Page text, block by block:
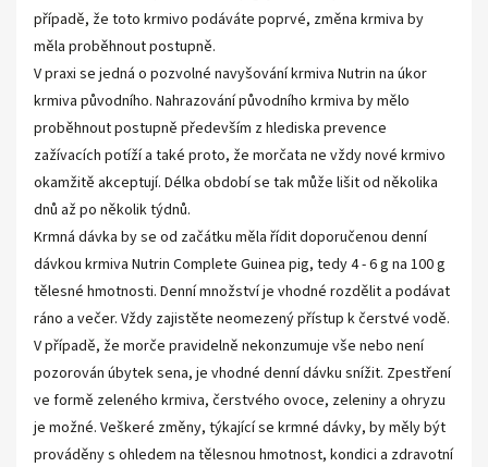
případě, že toto krmivo podáváte poprvé, změna krmiva by
měla proběhnout postupně.
V praxi se jedná o pozvolné navyšování krmiva Nutrin na úkor
krmiva původního. Nahrazování původního krmiva by mělo
proběhnout postupně především z hlediska prevence
zažívacích potíží a také proto, že morčata ne vždy nové krmivo
okamžitě akceptují. Délka období se tak může lišit od několika
dnů až po několik týdnů.
Krmná dávka by se od začátku měla řídit doporučenou denní
dávkou krmiva Nutrin Complete Guinea pig, tedy 4 - 6 g na 100 g
tělesné hmotnosti. Denní množství je vhodné rozdělit a podávat
ráno a večer. Vždy zajistěte neomezený přístup k čerstvé vodě.
V případě, že morče pravidelně nekonzumuje vše nebo není
pozorován úbytek sena, je vhodné denní dávku snížit. Zpestření
ve formě zeleného krmiva, čerstvého ovoce, zeleniny a ohryzu
je možné. Veškeré změny, týkající se krmné dávky, by měly být
prováděny s ohledem na tělesnou hmotnost, kondici a zdravotní